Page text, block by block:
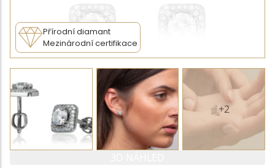
Přírodní diamant
Mezinárodní certifikace
+2